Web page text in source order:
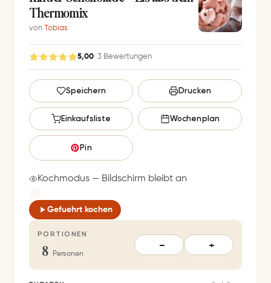
Thermomix
von Tobias
5,00· 3 Bewertungen
G
e
s
e
c
e
r
p
Speichern Drucken
Einkaufsliste Wochenplan
Pin
Kochmodus — Bildschirm bleibt an
Gefuehrt kochen
PORTIONEN
8 Personen
− +